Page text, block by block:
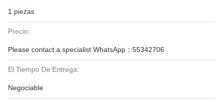
1 piezas
Precio:
Please contact a specialist WhatsApp：55342706
El Tiempo De Entrega:
Negociable